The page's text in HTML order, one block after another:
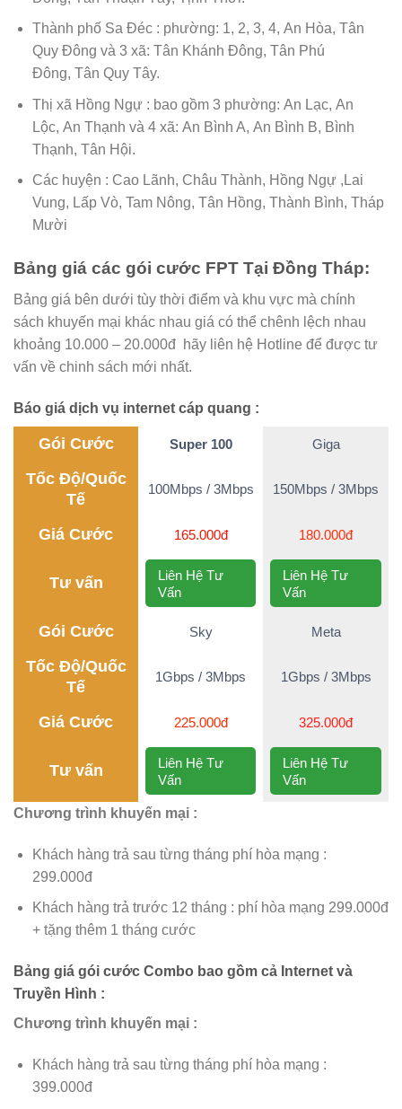
Thành phố Sa Đéc : phường: 1, 2, 3, 4, An Hòa, Tân
Quy Đông và 3 xã: Tân Khánh Đông, Tân Phú
Đông, Tân Quy Tây.
Thị xã Hồng Ngự : bao gồm 3 phường: An Lạc, An
Lộc, An Thạnh và 4 xã: An Bình A, An Bình B, Bình
Thạnh, Tân Hội.
Các huyện : Cao Lãnh, Châu Thành, Hồng Ngự ,Lai
Vung, Lấp Vò, Tam Nông, Tân Hồng, Thành Bình, Tháp
Mười
Bảng giá các gói cước FPT Tại Đồng Tháp:
Bảng giá bên dưới tùy thời điểm và khu vực mà chính
sách khuyến mại khác nhau giá có thể chênh lệch nhau
khoảng 10.000 – 20.000đ hãy liên hệ Hotline để được tư
vấn về chinh sách mới nhất.
Báo giá dịch vụ internet cáp quang :
Gói Cước Super 100 Giga
Tốc Độ/Quốc
Tế
100Mbps / 3Mbps 150Mbps / 3Mbps
Giá Cước 165.000đ 180.000đ
Tư vấn
Liên Hệ Tư
Vấn
Liên Hệ Tư
Vấn
Gói Cước Sky Meta
Tốc Độ/Quốc
Tế
1Gbps / 3Mbps 1Gbps / 3Mbps
Giá Cước 225.000đ 325.000đ
Tư vấn
Liên Hệ Tư
Vấn
Liên Hệ Tư
Vấn
Chương trình khuyến mại :
Khách hàng trả sau từng tháng phí hòa mạng :
299.000đ
Khách hàng trả trước 12 tháng : phí hòa mạng 299.000đ
+ tặng thêm 1 tháng cước
Bảng giá gói cước Combo bao gồm cả Internet và
Truyền Hình :
Chương trình khuyến mại :
Khách hàng trả sau từng tháng phí hòa mạng :
399.000đ